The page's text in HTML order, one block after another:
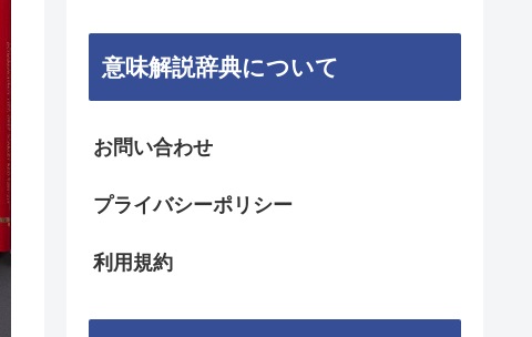
意味解説辞典について
お問い合わせ
プライバシーポリシー
利用規約